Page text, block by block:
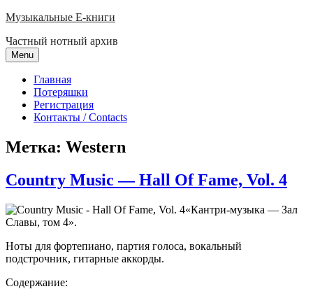
Skip
content
Музыкальные E-книги
Частный нотный архив
Menu
Главная
Потеряшки
Регистрация
Контакты / Contacts
Метка: Western
Country Music — Hall Of Fame, Vol. 4
«Кантри-музыка — Зал
Славы, том 4».
Ноты для фортепиано, партия голоса, вокальный
подстрочник, гитарные аккорды.
Содержание: